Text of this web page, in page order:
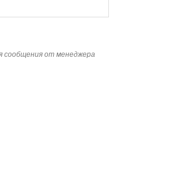
сообщения от менеджера